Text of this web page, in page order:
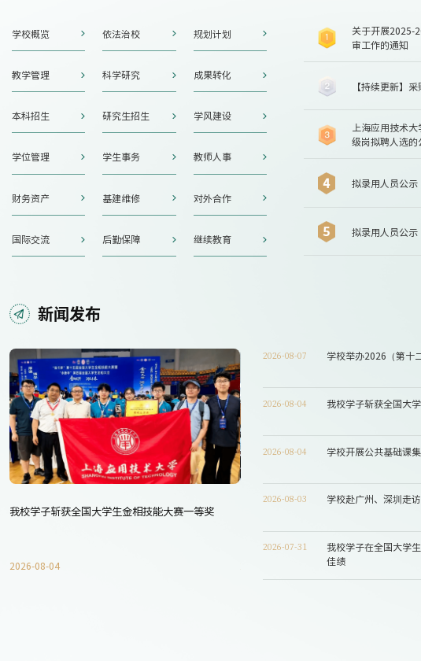
学校概览 依法治校 规划计划
教学管理 科学研究 成果转化
本科招生 研究生招生 学风建设
学位管理 学生事务 教师人事
财务资产 基建维修 对外合作
国际交流 后勤保障 继续教育
关于开展2025-
审工作的通知
【持续更新】
上海应用技术
级岗拟聘人选的
拟录用人员公示
拟录用人员公示
新闻发布
我校学子斩获全国大学生金相技能大赛一等奖
2026-08-04
2026-08-07 学校举办2026（第十
2026-08-04 我校学子斩获全国大
2026-08-04 学校开展公共基础课
2026-08-03 学校赴广州、深圳走
2026-07-31
我校学子在全国大学
佳绩